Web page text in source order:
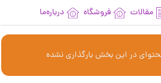
مقالات فروشگاه درباره‌ما
در این بخش بارگذاری نشده